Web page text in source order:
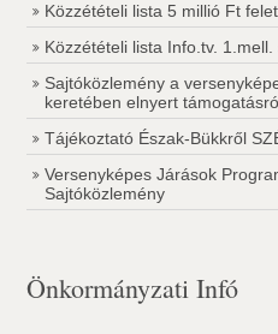
Közzétételi lista 5 millió Ft
Közzétételi lista Info.tv. 1.mell.
Sajtóközlemény a
keretében elnyert
Tájékoztató Észak-Bükkről
Versenyképes Járások
Sajtóközlemény
Önkormányzati Infó